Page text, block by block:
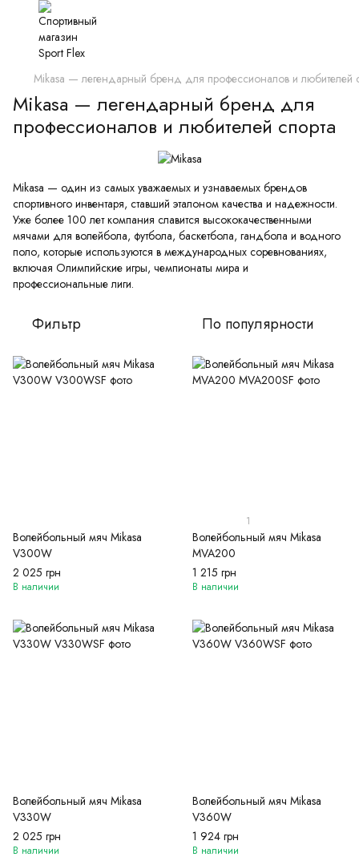
Mikasa — легендарный бренд для профессионалов и любителей
Mikasa — легендарный бренд для
профессионалов и любителей спорта
Mikasa — один из самых уважаемых и узнаваемых брендов
спортивного инвентаря, ставший эталоном качества и надежности.
Уже более 100 лет компания славится высококачественными
мячами для волейбола, футбола, баскетбола, гандбола и водного
поло, которые используются в международных соревнованиях,
включая Олимпийские игры, чемпионаты мира и
профессиональные лиги.
Фильтр По популярности
Волейбольный мяч Mikasa
V300W
2 025 грн
В наличии
1
Волейбольный мяч Mikasa
MVA200
1 215 грн
В наличии
Волейбольный мяч Mikasa
V330W
2 025 грн
В наличии
Волейбольный мяч Mikasa
V360W
1 924 грн
В наличии